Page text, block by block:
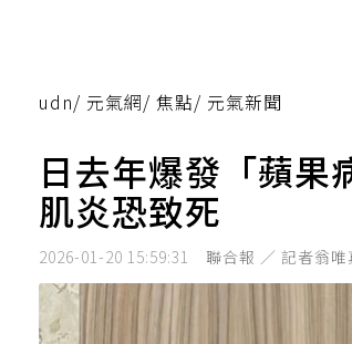
udn/ 元氣網/ 焦點/ 元氣新聞
日去年爆發「蘋
肌炎恐致死
2026-01-20 15:59:31 聯合報 ／ 記者翁